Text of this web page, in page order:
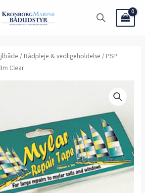
/ Bådpleje & vedligeholdelse / PSP
Clear